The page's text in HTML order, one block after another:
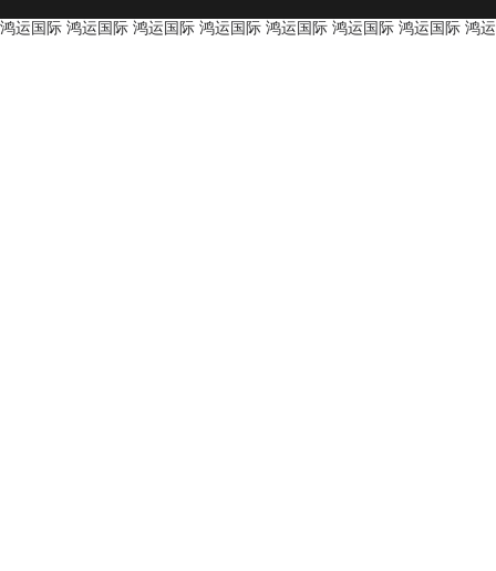
鸿运国际 鸿运国际 鸿运国际 鸿运国际 鸿运国际 鸿运国际 鸿运国际 鸿